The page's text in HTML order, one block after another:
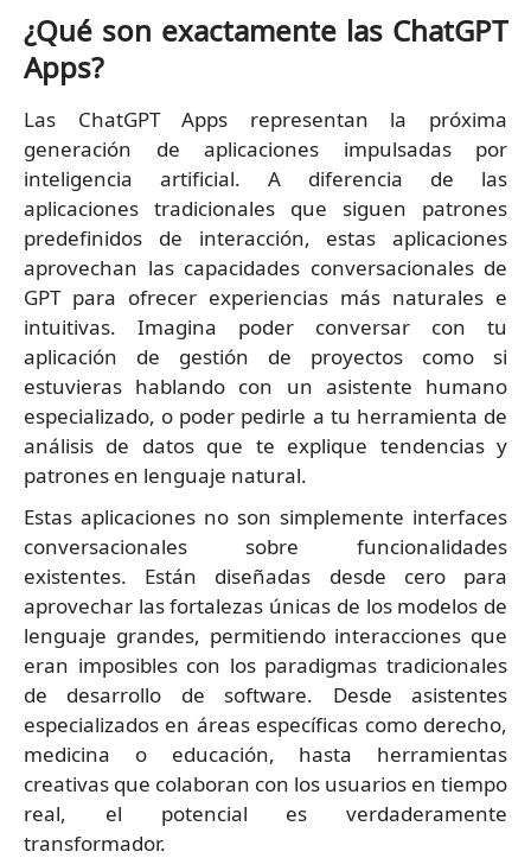
¿Qué son exactamente las ChatGPT
Apps?
Las ChatGPT Apps representan la próxima
generación de aplicaciones impulsadas por
inteligencia artificial. A diferencia de las
aplicaciones tradicionales que siguen patrones
predefinidos de interacción, estas aplicaciones
aprovechan las capacidades conversacionales de
GPT para ofrecer experiencias más naturales e
intuitivas. Imagina poder conversar con tu
aplicación de gestión de proyectos como si
estuvieras hablando con un asistente humano
especializado, o poder pedirle a tu herramienta de
análisis de datos que te explique tendencias y
patrones en lenguaje natural.
Estas aplicaciones no son simplemente interfaces
conversacionales sobre funcionalidades
existentes. Están diseñadas desde cero para
aprovechar las fortalezas únicas de los modelos de
lenguaje grandes, permitiendo interacciones que
eran imposibles con los paradigmas tradicionales
de desarrollo de software. Desde asistentes
especializados en áreas específicas como derecho,
medicina o educación, hasta herramientas
creativas que colaboran con los usuarios en tiempo
real, el potencial es verdaderamente
transformador.